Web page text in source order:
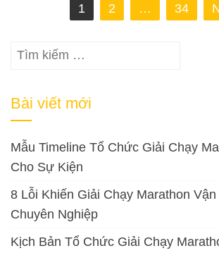
bài
1 2 … 34
Tìm
Bài viết mới
Mẫu Timeline Tổ Chức Giải Chạy
Cho Sự Kiện
8 Lỗi Khiến Giải Chạy Marathon
Chuyên Nghiệp
Kịch Bản Tổ Chức Giải Chạy